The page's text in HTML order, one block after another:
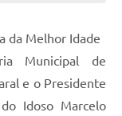
da Melhor Idade
Municipal de
e o Presidente
Idoso Marcelo